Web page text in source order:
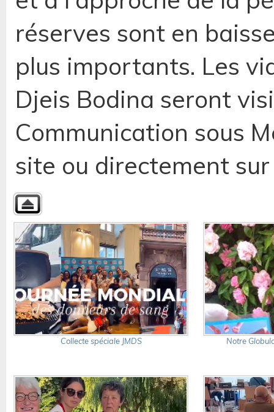
réserves sont en
plus importants. Les
Djeis Bodina seront
Communication sous
site ou directement sur
Collecte spéciale JMDS Notre